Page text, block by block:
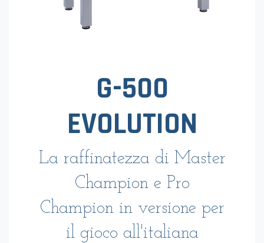
G-500
EVOLUTION
La raffinatezza di Master
Champion e Pro
Champion in versione per
il gioco all'italiana